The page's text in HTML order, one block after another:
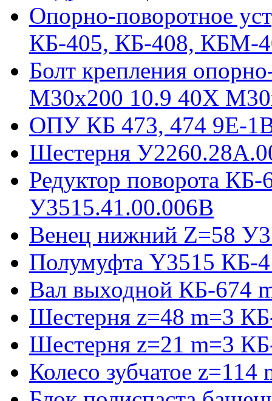
Опорно-поворотное
КБ-405, КБ-408, КБМ-
Болт крепления
М30х200 10.9 40Х
ОПУ КБ 473, 474 9E-
Шестерня
Редуктор поворота КБ-
У3515.41.00.006В
Венец нижний Z=58
Полумуфта Y3515 КБ-
Вал выходной КБ-674
Шестерня z=48 m=3
Шестерня z=21 m=3
Колесо зубчатое